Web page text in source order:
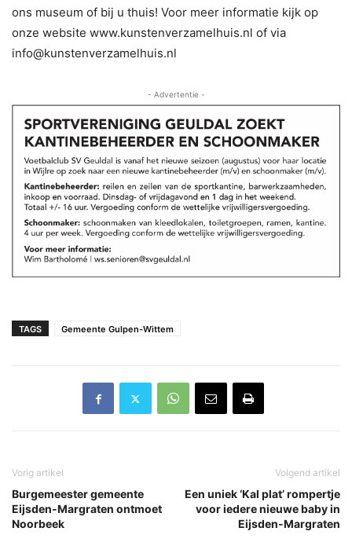
ons museum of bij u thuis! Voor meer informatie kijk op
onze website www.kunstenverzamelhuis.nl of via
info@kunstenverzamelhuis.nl
- Advertentie -
TAGS Gemeente Gulpen-Wittem
Vorig artikel
Burgemeester gemeente
Eijsden-Margraten ontmoet
Noorbeek
Volgend artikel
Een uniek ‘Kal plat’ rompertje
voor iedere nieuwe baby in
Eijsden-Margraten